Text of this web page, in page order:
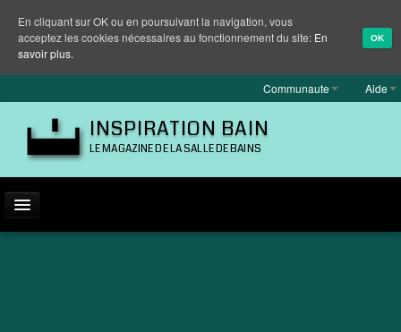
Communaute Aide
INSPIRATION BAIN
LE MAGAZINE DE LA SALLE DE BAINS
En cliquant sur OK ou en poursuivant la navigation, vous
acceptez les cookies nécessaires au fonctionnement du site: En
savoir plus.
OK